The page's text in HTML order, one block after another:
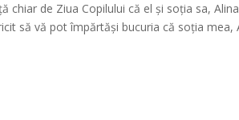
chiar de Ziua Copilului că el și soția sa,
să vă pot împărtăși bucuria că soția mea,